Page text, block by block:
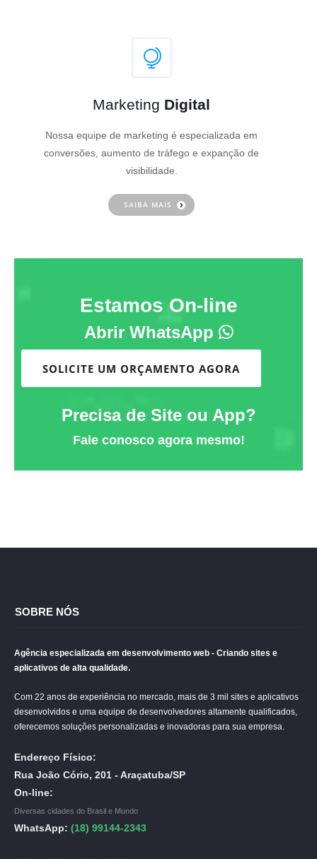
Marketing Digital
Nossa equipe de marketing é especializada em
conversões, aumento de tráfego e expanção de
visibilidade.
SAIBA MAIS
Estamos On-line
Abrir WhatsApp
SOLICITE UM ORÇAMENTO AGORA
Precisa de Site ou App?
Fale conosco agora mesmo!
SOBRE NÓS
Agência especializada em desenvolvimento web - Criando sites e
aplicativos de alta qualidade.
Com 22 anos de experiência no mercado, mais de 3 mil sites e aplicativos
desenvolvidos e uma equipe de desenvolvedores altamente qualificados,
oferecemos soluções personalizadas e inovadoras para sua empresa.
Endereço Físico:
Rua João Cório, 201 - Araçatuba/SP
On-line:
Diversas cidades do Brasil e Mundo
WhatsApp: (18) 99144-2343